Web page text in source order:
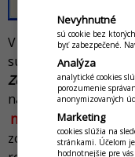
V prípade, že sa
surovín, môžete si
Zoznam sa zobrazí
na tlačidloPridať.
nezabudnite
zozname surovín
Nevyhnutné
sú cookie bez
byť zabezpečené.
Analýza
analytické cookies
porozumenie
anonymizovaných
Marketing
cookies slúžia na
stránkami. Účelom
hodnotnejšie pre